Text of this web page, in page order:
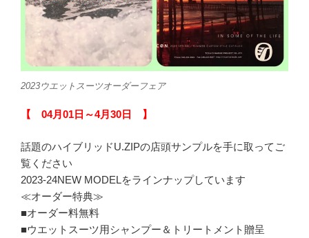
2023ウエットスーツオーダーフェア
【 04月01日～4月30日 】
話題のハイブリッドU.ZIPの店頭サンプルを手に取ってご
覧ください
2023-24NEW MODELをラインナップしています
≪オーダー特典≫
■オーダー料無料
■ウエットスーツ用シャンプー＆トリートメント贈呈